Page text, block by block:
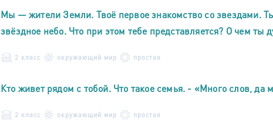
Мы — жители Земли. Твоё первое знакомство со звездами.
звёздное небо. Что при этом тебе представляется? О чем ты
2 класс окружающий мир простая
Кто живет рядом с тобой. Что такое семья. - «Много слов, да
2 класс окружающий мир простая